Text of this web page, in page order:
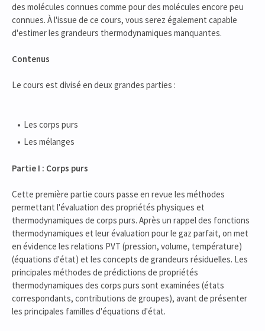
des molécules connues comme pour des molécules encore peu
connues. À l'issue de ce cours, vous serez également capable
d'estimer les grandeurs thermodynamiques manquantes.
Contenus
Le cours est divisé en deux grandes parties :
Les corps purs
Les mélanges
Partie I : Corps purs
Cette première partie cours passe en revue les méthodes
permettant l'évaluation des propriétés physiques et
thermodynamiques de corps purs. Après un rappel des fonctions
thermodynamiques et leur évaluation pour le gaz parfait, on met
en évidence les relations PVT (pression, volume, température)
(équations d'état) et les concepts de grandeurs résiduelles. Les
principales méthodes de prédictions de propriétés
thermodynamiques des corps purs sont examinées (états
correspondants, contributions de groupes), avant de présenter
les principales familles d'équations d'état.